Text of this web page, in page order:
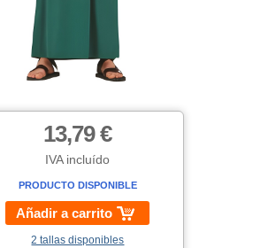
13,79 €
IVA incluído
PRODUCTO DISPONIBLE
Añadir a carrito
2 tallas disponibles